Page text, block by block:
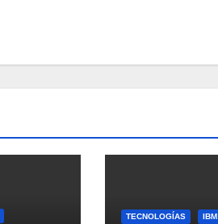
TECNOLOGÍAS IBM